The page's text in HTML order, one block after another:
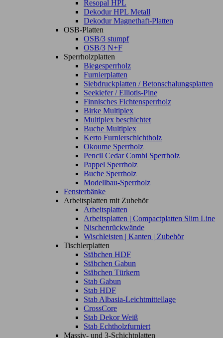
Resopal HPL
Dekodur HPL Metall
Dekodur Magnethaft-Platten
OSB-Platten
OSB/3 stumpf
OSB/3 N+F
Sperrholzplatten
Biegesperrholz
Furnierplatten
Siebdruckplatten / Betonschalungsplatten
Seekiefer / Elliotis-Pine
Finnisches Fichtensperrholz
Birke Multiplex
Multiplex beschichtet
Buche Multiplex
Kerto Furnierschichtholz
Okoume Sperrholz
Pencil Cedar Combi Sperrholz
Pappel Sperrholz
Buche Sperrholz
Modellbau-Sperrholz
Fensterbänke
Arbeitsplatten mit Zubehör
Arbeitsplatten
Arbeitsplatten | Compactplatten Slim Line
Nischenrückwände
Wischleisten | Kanten | Zubehör
Tischlerplatten
Stäbchen HDF
Stäbchen Gabun
Stäbchen Türkern
Stab Gabun
Stab HDF
Stab Albasia-Leichtmittellage
CrossCore
Stab Dekor Weiß
Stab Echtholzfurniert
Massiv- und 3-Schichtplatten